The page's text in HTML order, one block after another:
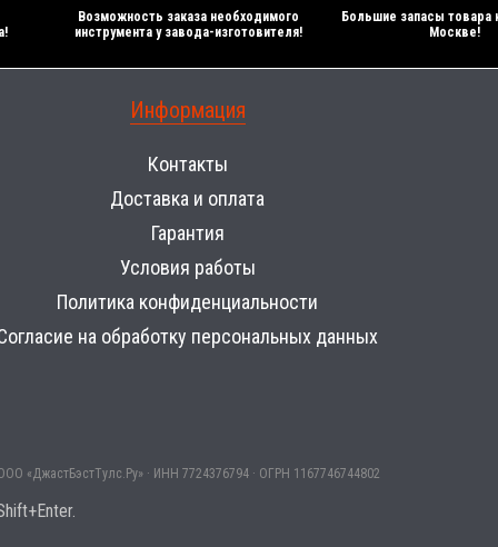
Возможность заказа необходимого
инструмента у завода-изготовителя!
Большие запасы товара
Москве!
Информация
Контакты
Доставка и оплата
Гарантия
Условия работы
Политика конфиденциальности
на обработку персональных данных
«ДжастБэстТулс.Ру» · ИНН 7724376794 · ОГРН 1167746744802